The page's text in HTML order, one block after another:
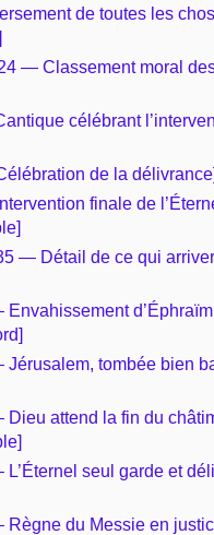
de toutes les
— Classement moral
célébrant
de la délivrance]
finale de
— Détail de ce qui
tombée bien
attend la fin du
seul garde et
du Messie en